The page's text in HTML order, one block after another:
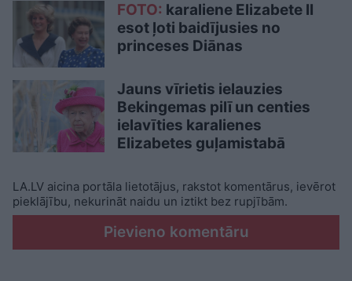
FOTO: karaliene Elizabete II
esot ļoti baidījusies no
princeses Diānas
Jauns vīrietis ielauzies
Bekingemas pilī un centies
ielavīties karalienes
Elizabetes guļamistabā
LA.LV aicina portāla lietotājus, rakstot komentārus, ievērot
pieklājību, nekurināt naidu un iztikt bez rupjībām.
Pievieno komentāru